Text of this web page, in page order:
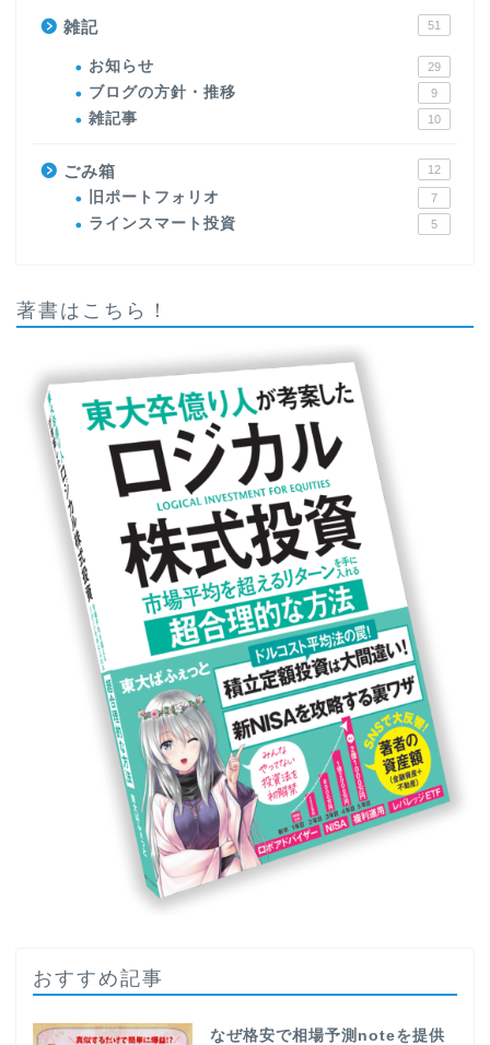
雑記 51
お知らせ 29
ブログの方針・推移 9
雑記事 10
ごみ箱 12
旧ポートフォリオ 7
ラインスマート投資 5
著書はこちら！
おすすめ記事
なぜ格安で相場予測noteを提供